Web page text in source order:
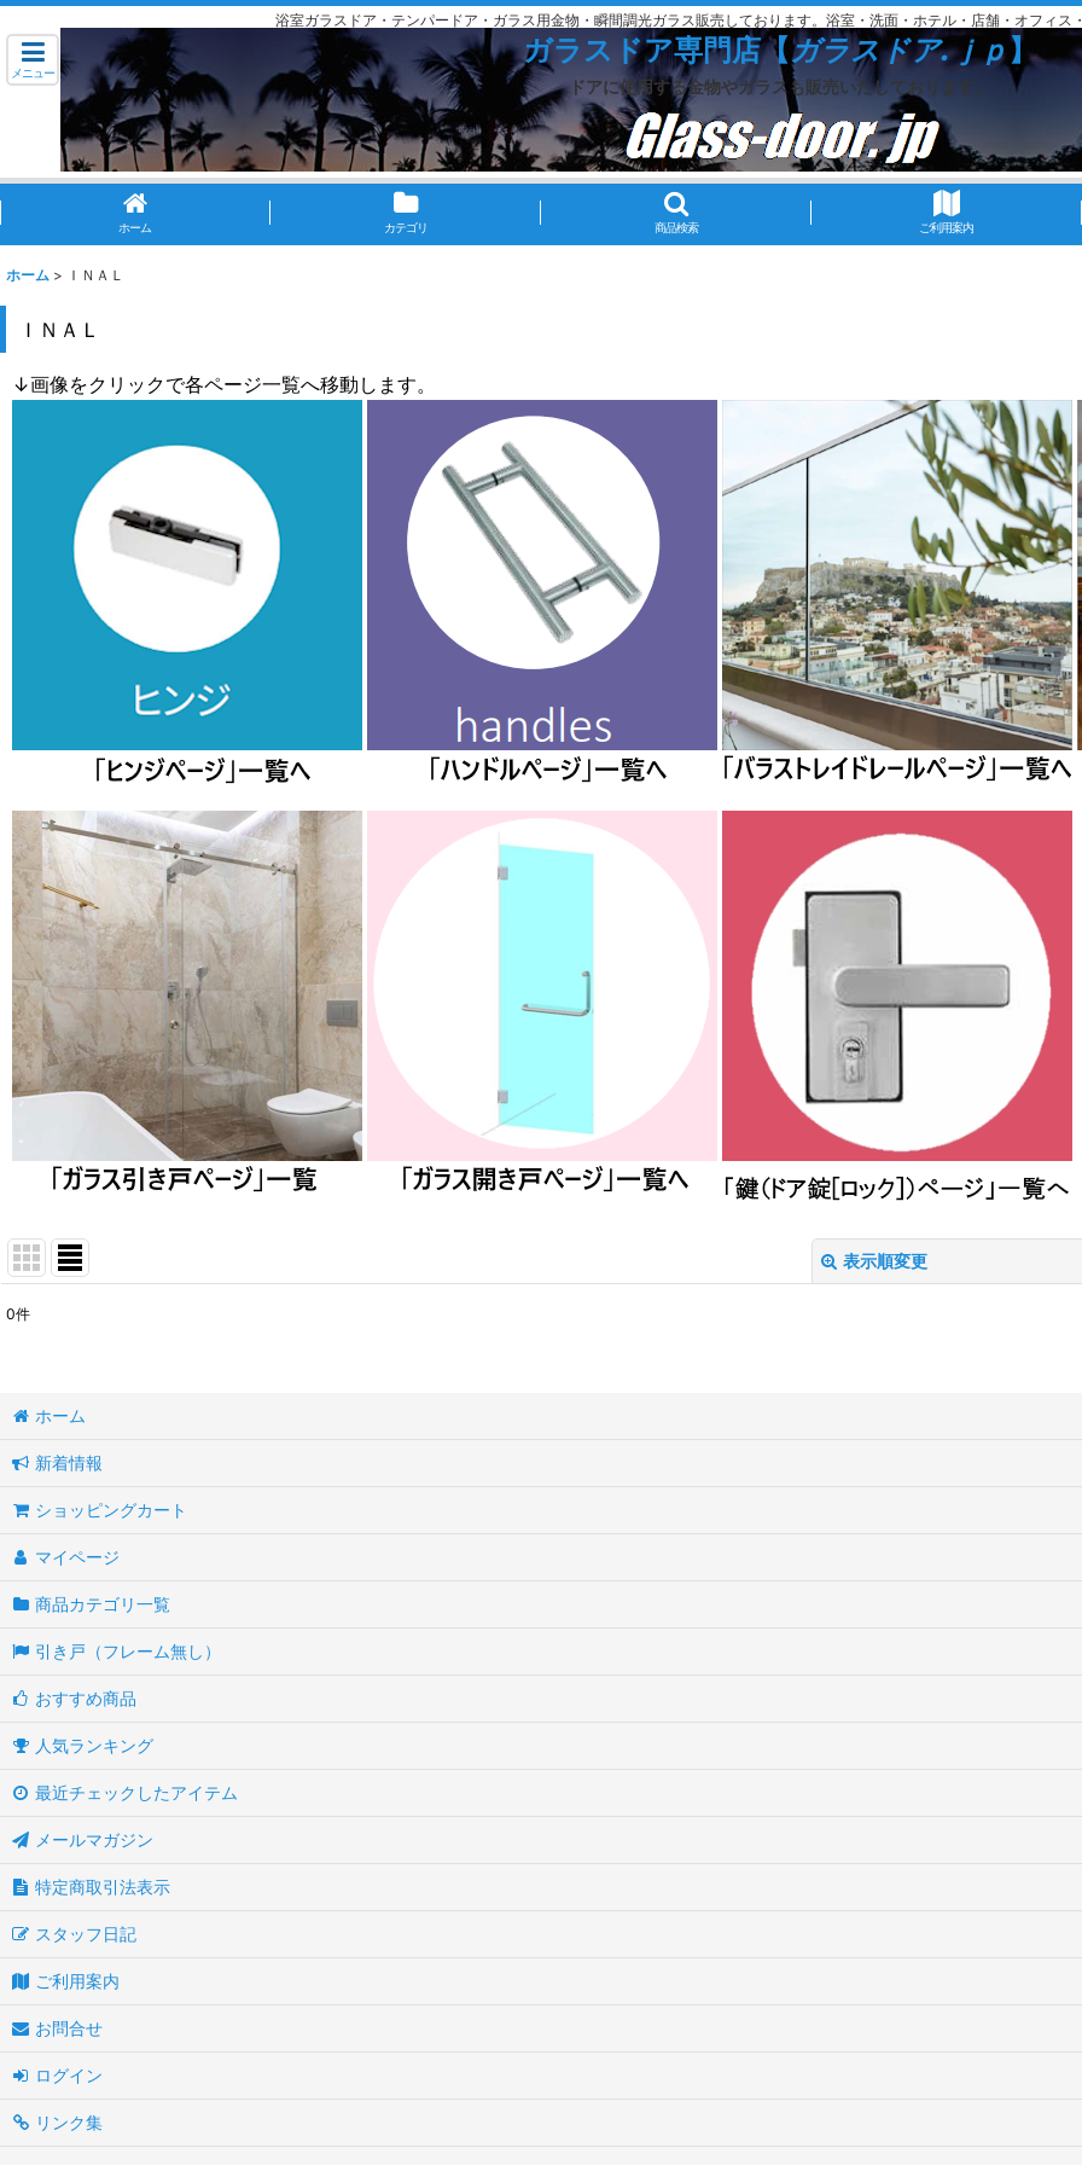
浴室ガラスドア・テンパードア・ガラス用金物・瞬間調光ガラス販売しております。浴室・洗面・ホテル・店舗・オフィス
メニュー
ガラスドア専門店【ガラスドア.ｊｐ】
ドアに使用する金物やガラスも販売いたしております。
ホーム カテゴリ 商品検索 ご利用案内
ホーム > ＩＮＡＬ
ＩＮＡＬ
↓画像をクリックで各ページ一覧へ移動します。
表示順変更
並び順:
0件
ホーム
新着情報
ショッピングカート
マイページ
商品カテゴリ一覧
引き戸（フレーム無し）
おすすめ商品
人気ランキング
最近チェックしたアイテム
メールマガジン
特定商取引法表示
スタッフ日記
ご利用案内
お問合せ
ログイン
リンク集